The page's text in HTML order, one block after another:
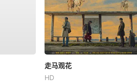
走马观花
HD